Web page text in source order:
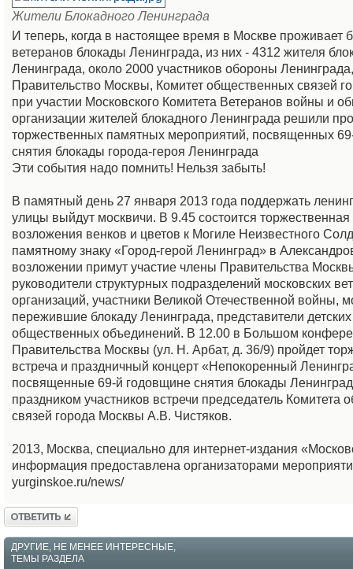
Жители Блокадного Ленинграда
И теперь, когда в настоящее время в Москве проживает
ветеранов блокады Ленинграда, из них - 4312 жителя
Ленинграда, около 2000 участников обороны Ленинграда,
Правительство Москвы, Комитет общественных связей
при участии Московского Комитета Ветеранов войны и
организации жителей блокадного Ленинграда решили
торжественных памятных мероприятий, посвященных
снятия блокады города-героя Ленинграда
Эти события надо помнить! Нельзя забыть!
В памятный день 27 января 2013 года поддержать
улицы выйдут москвичи. В 9.45 состоится
возложения венков и цветов к Могиле Неизвестного
памятному знаку «Город-герой Ленинград» в
возложении примут участие члены Правительства
руководители структурных подразделений московских
организаций, участники Великой Отечественной войны,
пережившие блокаду Ленинграда, представители
общественных объединений. В 12.00 в Большом
Правительства Москвы (ул. Н. Арбат, д. 36/9) пройдет
встреча и праздничный концерт «Непокоренный
посвященные 69-й годовщине снятия блокады
праздником участников встречи председатель Комитета
связей города Москвы А.В. Чистяков.
2013, Москва, специально для интернет-издания
информация предоставлена организаторами
yurginskoe.ru/news/
Ответить
ДРУГИЕ, НЕ МЕНЕЕ ИНТЕРЕСНЫЕ,
ТЕМЫ РАЗДЕЛА